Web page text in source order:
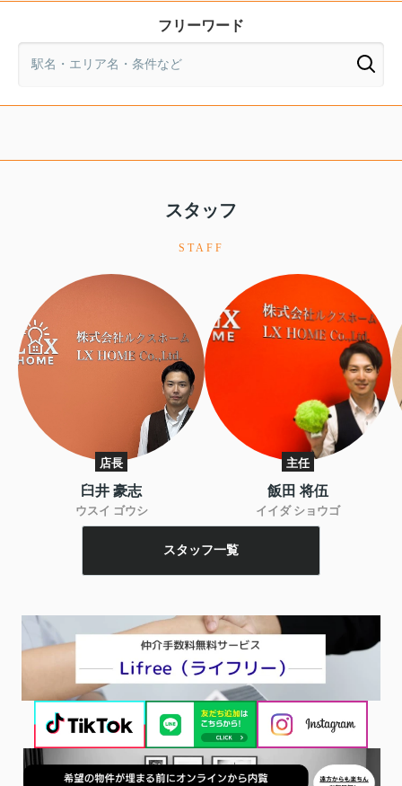
フリーワード
スタッフ
STAFF
店長
臼井 豪志
ウスイ ゴウシ
主任
飯田 将伍
イイダ ショウゴ
スタッフ一覧